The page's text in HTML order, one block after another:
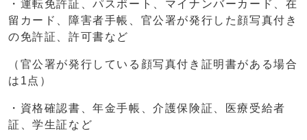
・運転免許証、パスポート、マイナンバーカード、在
留カード、障害者手帳、官公署が発行した顔写真付き
の免許証、許可書など
（官公署が発行している顔写真付き証明書がある場合
は1点）
・資格確認書、年金手帳、介護保険証、医療受給者
証、学生証など